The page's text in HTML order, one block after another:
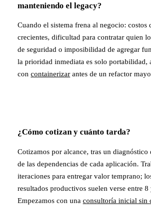
manteniendo el legacy?
Cuando el sistema frena al negocio: costos
crecientes, dificultad para contratar quien
de seguridad o imposibilidad de agregar
la prioridad inmediata es solo portabilidad,
con containerizar antes de un refactor
¿Cómo cotizan y cuánto tarda?
Cotizamos por alcance, tras un
de las dependencias de cada aplicación.
iteraciones para entregar valor temprano;
resultados productivos suelen verse entre 8
Empezamos con una consultoría inicial sin